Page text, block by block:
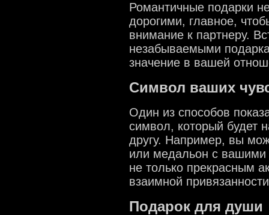
Романтичные подарки
дорогими, главное,
внимание к партнеру.
незабываемыми
значение в вашей
Символ ваших
Один из способов
символ, который будет
другу. Например, вы
или медальон с вашими
не только прекрасным
взаимной
Подарок для души